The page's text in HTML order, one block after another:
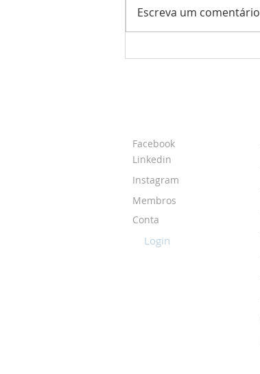
Escreva um comentário
Facebook
Linkedin
Instagram
Membros
Conta
Login